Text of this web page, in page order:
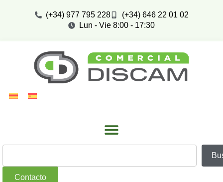
(+34) 977 795 228
(+34) 646 22 01 02
Lun - Vie 8:00 - 17:30
Contacto